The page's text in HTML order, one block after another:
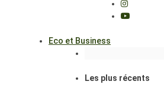
Eco et Business
Les plus récents